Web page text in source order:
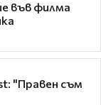
във филма
"Правен съм